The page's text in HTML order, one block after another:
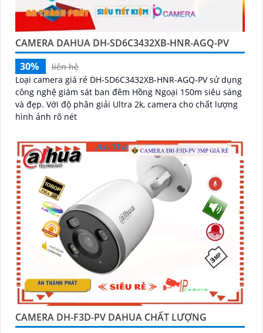
CAMERA DAHUA DH-SD6C3432XB-HNR-AGQ-PV
30%
liên hệ
Loại camera giá rẻ DH-SD6C3432XB-HNR-AGQ-PV sử dụng
công nghệ giám sát ban đêm Hồng Ngoại 150m siêu sáng
và đẹp. Với độ phân giải Ultra 2k, camera cho chất lượng
hình ảnh rõ nét
CAMERA DH-F3D-PV DAHUA CHẤT LƯỢNG